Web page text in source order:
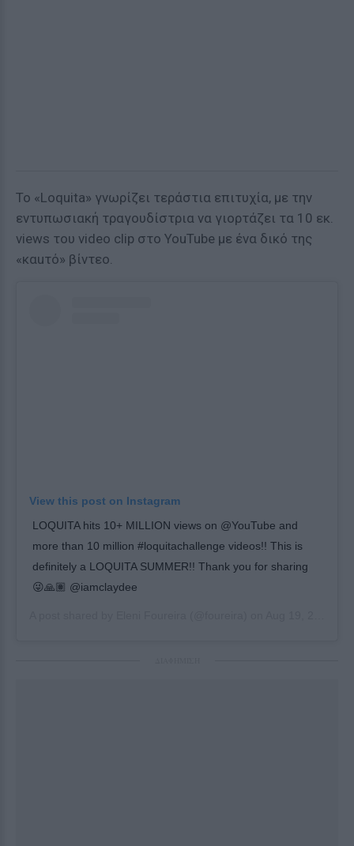
Το «Loquita» γνωρίζει τεράστια επιτυχία, με την
εντυπωσιακή τραγουδίστρια να γιορτάζει τα 10 εκ.
views του video clip στο YouTube με ένα δικό της
«καuτό» βίντεο.
View this post on Instagram
LOQUITA hits 10+ MILLION views on @YouTube and
more than 10 million #loquitachallenge videos!! This is
definitely a LOQUITA SUMMER!! Thank you for sharing
😜🙏🏽 @iamclaydee